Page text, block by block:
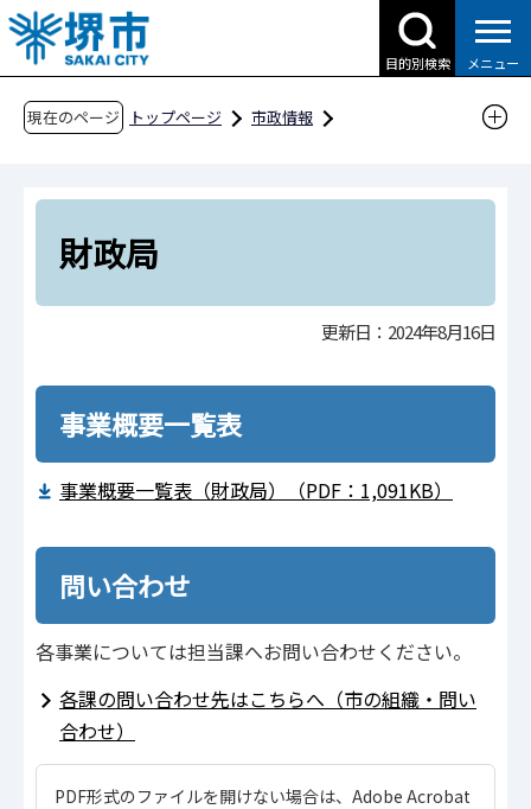
こ
の
ペ
目的別検索 メニュー
現在のページ トップページ
市政情報
事務事業評価
令和6年度事務事業評価
組織機構順
財政局
更新日：2024年8月16日
事業概要一覧表
事業概要一覧表（財政局）（PDF：1,091KB）
問い合わせ
各事業については担当課へお問い合わせください。
各課の問い合わせ先はこちらへ（市の組織・問い
合わせ）
PDF形式のファイルを開けない場合は、Adobe Acrobat